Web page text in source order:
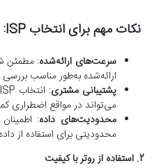
نکات مهم برای انتخاب ISP:
سرعت‌های ارائه‌شده: مطمئن
ارائه‌شده به‌طور مناسب
پشتیبانی مشتری
می‌تواند در مواقع اضطراری
محدودیت‌های داده:
محدودیتی برای استفاده از
2. استفاده از روتر با کیفیت